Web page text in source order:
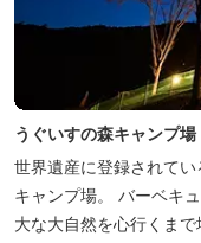
うぐいすの森キャンプ場
世界遺産に登録されて
キャンプ場。 バーベキ
大な大自然を心行くまで